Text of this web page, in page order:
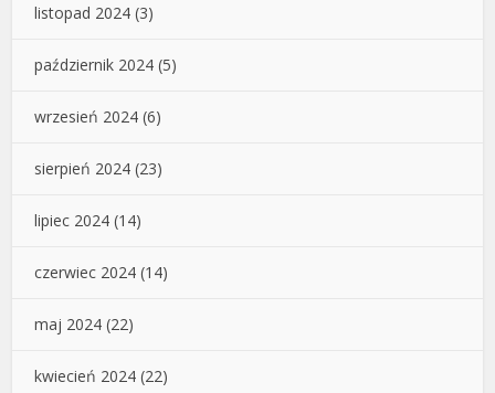
listopad 2024 (3)
październik 2024 (5)
wrzesień 2024 (6)
sierpień 2024 (23)
lipiec 2024 (14)
czerwiec 2024 (14)
maj 2024 (22)
kwiecień 2024 (22)